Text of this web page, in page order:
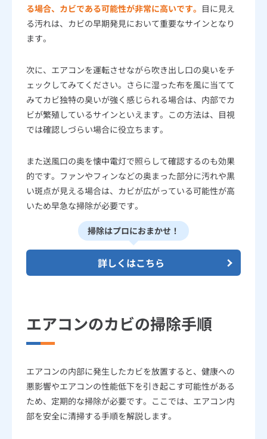
る場合、カビである可能性が非常に高いです。 目に見え
る汚れは、カビの早期発見において重要なサインとなり
ます。
次に、エアコンを運転させながら吹き出し口の臭いをチ
ェックしてみてください。さらに湿った布を風に当てて
みてカビ独特の臭いが強く感じられる場合は、内部でカ
ビが繁殖しているサインといえます。この方法は、目視
では確認しづらい場合に役立ちます。
また送風口の奥を懐中電灯で照らして確認するのも効果
的です。ファンやフィンなどの奥まった部分に汚れや黒
い斑点が見える場合は、カビが広がっている可能性が高
いため早急な掃除が必要です。
掃除はプロにおまかせ！
詳しくはこちら
エアコンのカビの掃除手順
エアコンの内部に発生したカビを放置すると、健康への
悪影響やエアコンの性能低下を引き起こす可能性がある
ため、定期的な掃除が必要です。ここでは、エアコン内
部を安全に清掃する手順を解説します。